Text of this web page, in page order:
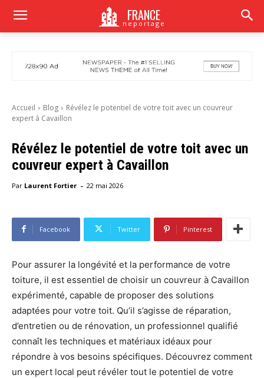
FRANCE
neportage
Accueil Blog
Révélez le potentiel de votre toit avec un couvreur
expert à Cavaillon
Révélez le potentiel de votre toit avec un
couvreur expert à Cavaillon
Par Laurent Fortier - 22 mai 2026
Facebook Twitter Pinterest
Pour assurer la longévité et la performance de votre
toiture, il est essentiel de choisir un couvreur à Cavaillon
expérimenté, capable de proposer des solutions
adaptées pour votre toit. Qu’il s’agisse de réparation,
d’entretien ou de rénovation, un professionnel qualifié
connaît les techniques et matériaux idéaux pour
répondre à vos besoins spécifiques. Découvrez comment
un expert local peut révéler tout le potentiel de votre